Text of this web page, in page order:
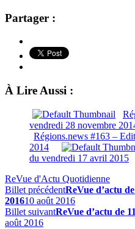
Partager :
À Lire Aussi :
vendredi 28 novembre
Régions.news #163 –
2014
du vendredi 17 avril 2015
ReVue d'Actu Quotidienne
Billet précédentReVue d’actu
201610 août 2016
Billet suivantReVue d’actu de
août 2016